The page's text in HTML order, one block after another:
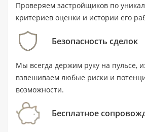
квартиру и оценить состояние
Ключевые характеристики
Тип: квартира с 1
санузлом.
Цена: от 829 000 AED.
Проверяем застройщиков по
критериев оценки и истории его
Безопасность сделок
Мы всегда держим руку на пульсе,
взвешиваем любые риски и
возможности.
Бесплатное